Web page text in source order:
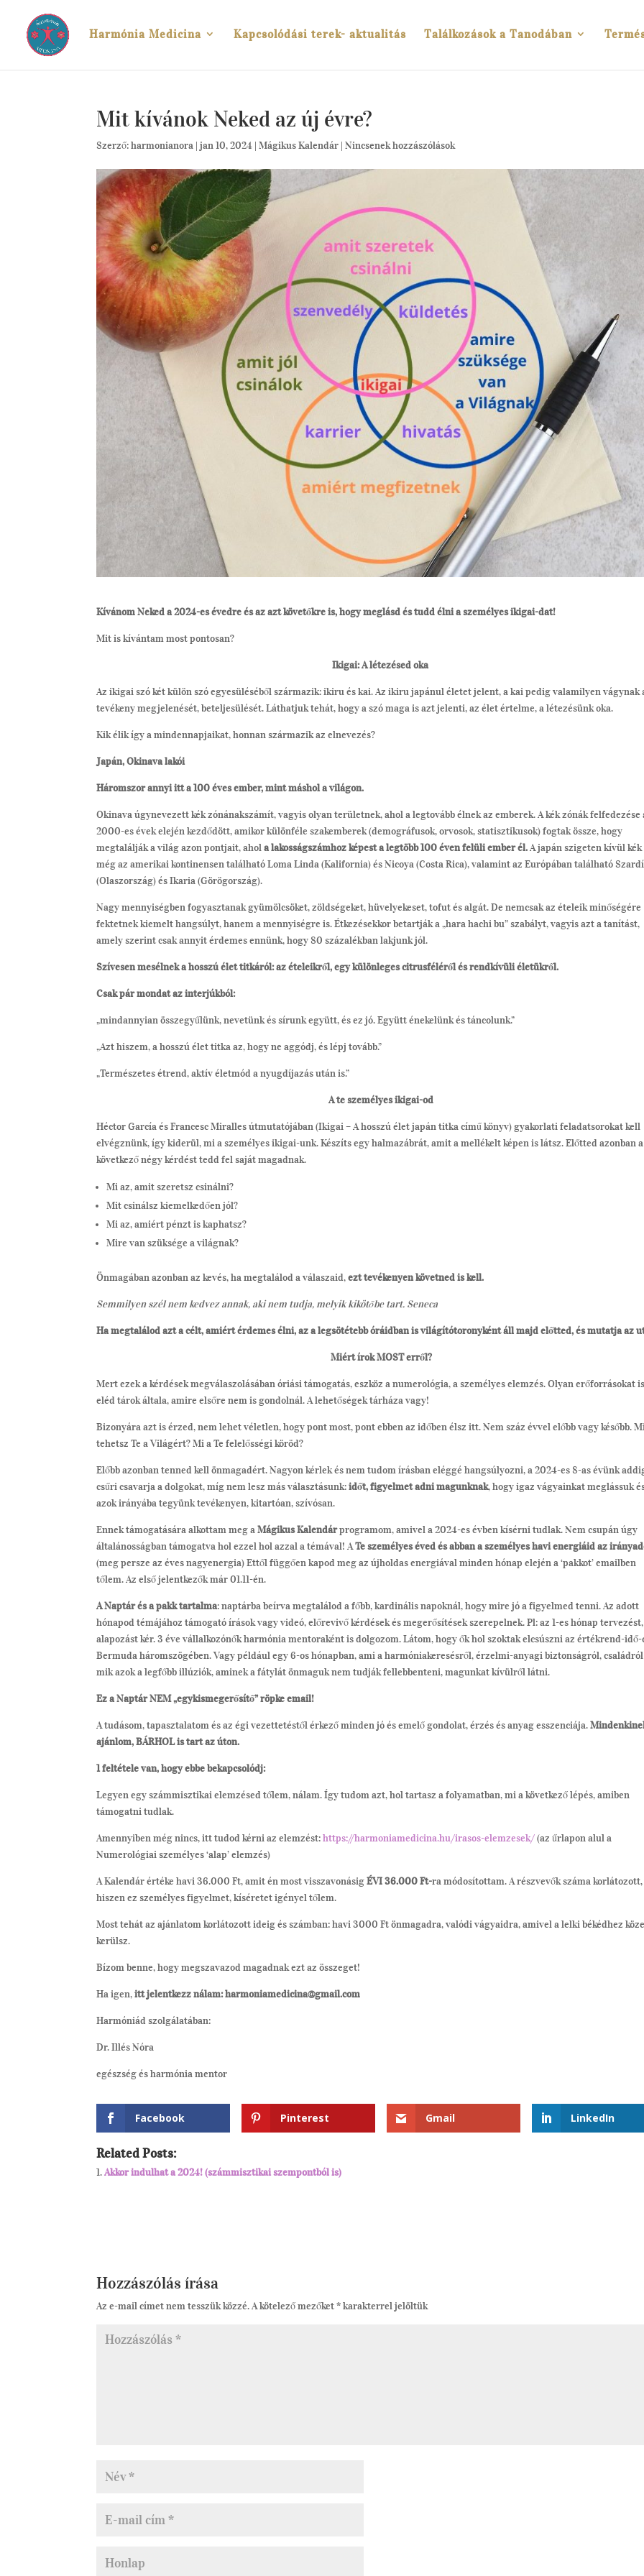
Harmónia Medicina Kapcsolódási terek- aktualitás Találkozások a Tanodában
Mit kívánok Neked az új évre?
Szerző:harmonianora |jan 10, 2024 |Mágikus Kalendár |Nincsenek hozzászólások
Kívánom Neked a 2024-es évedre és az azt követőkre is, hogy meglásd és tudd élni a személyes ikigai-dat!
Mit is kívántam most pontosan?
Ikigai: A létezésed oka
Az ikigai szó két külön szó egyesüléséből származik: ikiru és kai. Az ikiru japánul életet jelent, a kai pedig valamilyen vágynak
tevékeny megjelenését, beteljesülését. Láthatjuk tehát, hogy a szó maga is azt jelenti, az élet értelme, a létezésünk oka.
Kik élik így a mindennapjaikat, honnan származik az elnevezés?
Japán, Okinava lakói
Háromszor annyi itt a 100 éves ember, mint máshol a világon.
Okinava úgynevezett kék zónánakszámít, vagyis olyan területnek, ahol a legtovább élnek az emberek. A kék zónák felfedezése
2000-es évek elején kezdődött, amikor különféle szakemberek (demográfusok, orvosok, statisztikusok) fogtak össze, hogy
megtalálják a világ azon pontjait, ahola lakosságszámhoz képest a legtöbb 100 éven felüli ember él.A japán szigeten kívül kék
még az amerikai kontinensen található Loma Linda (Kalifornia) és Nicoya (Costa Rica), valamint az Európában található
(Olaszország) és Ikaria (Görögország).
Nagy mennyiségben fogyasztanak gyümölcsöket, zöldségeket, hüvelyekeset, tofut és algát. De nemcsak az ételeik minőségére
fektetnek kiemelt hangsúlyt, hanem a mennyiségre is. Étkezésekkor betartják a „hara hachi bu” szabályt, vagyis azt a tanítást,
amely szerint csak annyit érdemes ennünk, hogy 80 százalékban lakjunk jól.
Szívesen mesélnek a hosszú élet titkáról: az ételeikről, egy különleges citrusféléről és rendkívüli életükről.
Csak pár mondat az interjúkból:
„mindannyian összegyűlünk, nevetünk és sírunk együtt, és ez jó. Együtt énekelünk és táncolunk.”
„Azt hiszem, a hosszú élet titka az, hogy ne aggódj, és lépj tovább.”
„Természetes étrend, aktív életmód a nyugdíjazás után is.”
A te személyes ikigai-od
Héctor García és Francesc Miralles útmutatójában (Ikigai – A hosszú élet japán titka című könyv) gyakorlati feladatsorokat kell
elvégznünk, így kiderül, mi a személyes ikigai-unk. Készíts egy halmazábrát, amit a mellékelt képen is látsz. Előtted azonban a
következő négy kérdést tedd fel saját magadnak.
Mi az, amit szeretsz csinálni?
Mit csinálsz kiemelkedően jól?
Mi az, amiért pénzt is kaphatsz?
Mire van szüksége a világnak?
Önmagában azonban az kevés, ha megtalálod a válaszaid,ezt tevékenyen követned is kell.
Semmilyen szél nem kedvez annak, aki nem tudja, melyik kikötőbe tart. Seneca
Ha megtalálod azt a célt, amiért érdemes élni, az a legsötétebb óráidban is világítótoronyként áll majd előtted, és mutatja az
Miért írok MOST erről?
Mert ezek a kérdések megválaszolásában óriási támogatás, eszköz a numerológia, a személyes elemzés. Olyan erőforrásokat is
eléd tárok általa, amire elsőre nem is gondolnál. A lehetőségek tárháza vagy!
Bizonyára azt is érzed, nem lehet véletlen, hogy pont most, pont ebben az időben élsz itt. Nem száz évvel előbb vagy később.
tehetsz Te a Világért? Mi a Te felelősségi köröd?
Előbb azonban tenned kell önmagadért. Nagyon kérlek és nem tudom írásban eléggé hangsúlyozni, a 2024-es 8-as évünk
csűri csavarja a dolgokat, míg nem lesz más választásunk:időt, figyelmet adni magunknak, hogy igaz vágyainkat meglássuk
azok irányába tegyünk tevékenyen, kitartóan, szívósan.
Ennek támogatására alkottam meg aMágikus Kalendárprogramom, amivel a 2024-es évben kísérni tudlak. Nem csupán úgy
általánosságban támogatva hol ezzel hol azzal a témával! ATe személyes éved és abban a személyes havi energiáid az
(meg persze az éves nagyenergia) Ettől függően kapod meg az újholdas energiával minden hónap elején a ‘pakkot’ emailben
tőlem. Az első jelentkezők már 01.11-én.
A Naptár és a pakk tartalma: naptárba beírva megtalálod a főbb, kardinális napoknál, hogy mire jó a figyelmed tenni. Az adott
hónapod témájához támogató írások vagy videó, előrevivő kérdések és megerősítések szerepelnek. Pl: az 1-es hónap tervezést,
alapozást kér. 3 éve vállalkozónők harmónia mentoraként is dolgozom. Látom, hogy ők hol szoktak elcsúszni az értékrend-idő-
Bermuda háromszögében. Vagy például egy 6-os hónapban, ami a harmóniakeresésről, érzelmi-anyagi biztonságról,
mik azok a legfőbb illúziók, aminek a fátylát önmaguk nem tudják fellebbenteni, magunkat kívülről látni.
Ez a Naptár NEM „egykismegerősítő” röpke email!
A tudásom, tapasztalatom és az égi vezettetéstől érkező minden jó és emelő gondolat, érzés és anyag esszenciája.
ajánlom, BÁRHOL is tart az úton.
1 feltétele van, hogy ebbe bekapcsolódj:
Legyen egy számmisztikai elemzésed tőlem, nálam. Így tudom azt, hol tartasz a folyamatban, mi a következő lépés, amiben
támogatni tudlak.
Amennyiben még nincs, itt tudod kérni az elemzést:https://harmoniamedicina.hu/irasos-elemzesek/(az űrlapon alul a
Numerológiai személyes ‘alap’ elemzés)
A Kalendár értéke havi 36.000 Ft, amit én most visszavonásigÉVI 36.000 Ft-ra módosítottam. A részvevők száma korlátozott,
hiszen ez személyes figyelmet, kíséretet igényel tőlem.
Most tehát az ajánlatom korlátozott ideig és számban: havi 3000 Ft önmagadra, valódi vágyaidra, amivel a lelki békédhez
kerülsz.
Bízom benne, hogy megszavazod magadnak ezt az összeget!
Ha igen,itt jelentkezz nálam:harmoniamedicina@gmail.com
Harmóniád szolgálatában:
Dr. Illés Nóra
egészség és harmónia mentor
Facebook Pinterest Gmail LinkedIn
Related Posts:
Akkor indulhat a 2024! (számmisztikai szempontból is)
Hozzászólás írása
Az e-mail címet nem tesszük közzé. A kötelező mezőket*karakterrel jelöltük